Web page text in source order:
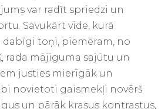
var radīt spriedzi un
Savukārt vide, kurā
toņi, piemēram, no
rada mājīguma sajūtu un
justies mierīgāk un
novietoti gaismekļi novērš
un pārāk krasus kontrastus,